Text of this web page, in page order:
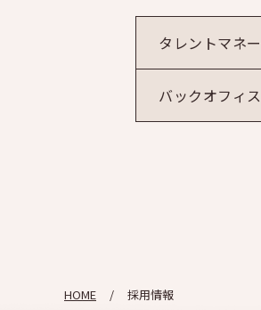
タレントマネ
バックオフィ
HOME 採用情報